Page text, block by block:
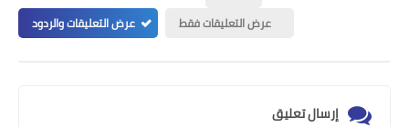
عرض التعليقات فقط
عرض التعليقات والردود
إرسال تعليق